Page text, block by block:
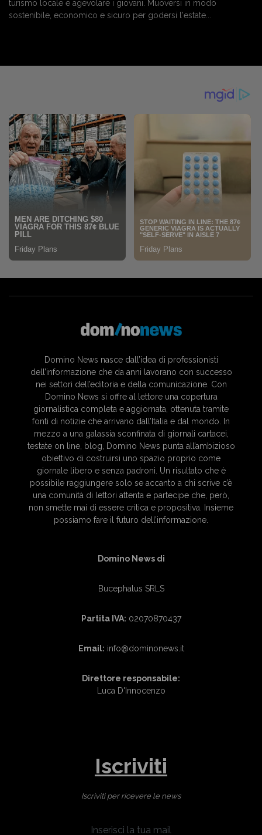
turismo locale e agevolare i giovani. Muoversi in modo
sostenibile, economico e sicuro per godersi l'estate...
Domino News nasce dall’idea di professionisti
dell’informazione che da anni lavorano con successo
nei settori dell’editoria e della comunicazione. Con
Domino News si offre al lettore una copertura
giornalistica completa e aggiornata, ottenuta tramite
fonti di notizie che arrivano dall’Italia e dal mondo. In
mezzo a una galassia sconfinata di giornali cartacei,
testate on line, blog, Domino News punta all’ambizioso
obiettivo di costruirsi uno spazio proprio come
giornale libero e senza padroni. Un risultato che è
possibile raggiungere solo se accanto a chi scrive c’è
una comunità di lettori attenta e partecipe che, però,
non smette mai di essere critica e propositiva. Insieme
possiamo fare il futuro dell’informazione.
Domino News di
Bucephalus SRLS
Partita IVA: 02070870437
Email: info@dominonews.it
Direttore responsabile:
Luca D'Innocenzo
Iscriviti
Iscriviti per ricevere le news